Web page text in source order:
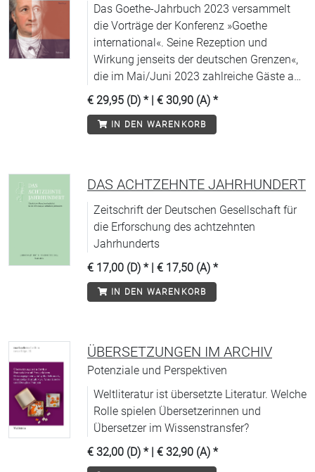
Das Goethe-Jahrbuch 2023 versammelt
die Vorträge der Konferenz »Goethe
international«. Seine Rezeption und
Wirkung jenseits der deutschen Grenzen«,
die im Mai/Juni 2023 zahlreiche Gäste aus
der ganzen Welt in Weimar
zusammengeführt hat. Es enthält zudem
Abhandlungen und Miszellen zu Goethes
Neuerscheinungen und Berichten über das
Wirken der Goethe-Gesellschaft im In- und
Ausland ergänzen den Band.
€ 29,95 (D) * | € 30,90 (A) *
IN DEN WARENKORB
DAS ACHTZEHNTE JAHRHUNDERT
Zeitschrift der Deutschen Gesellschaft für
die Erforschung des achtzehnten
Jahrhunderts
€ 17,00 (D) * | € 17,50 (A) *
IN DEN WARENKORB
ÜBERSETZUNGEN IM ARCHIV
Potenziale und Perspektiven
Weltliteratur ist übersetzte Literatur. Welche
Rolle spielen Übersetzerinnen und
Übersetzer im Wissenstransfer?
€ 32,00 (D) * | € 32,90 (A) *